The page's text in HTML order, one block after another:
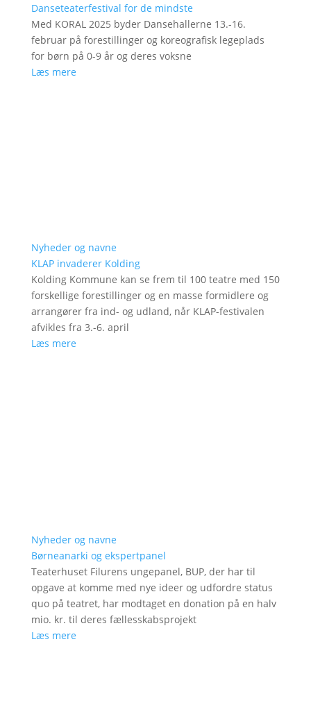
Danseteaterfestival for de mindste
Med KORAL 2025 byder Dansehallerne 13.-16.
februar på forestillinger og koreografisk legeplads
for børn på 0-9 år og deres voksne
Læs mere
Nyheder og navne
KLAP invaderer Kolding
Kolding Kommune kan se frem til 100 teatre med 150
forskellige forestillinger og en masse formidlere og
arrangører fra ind- og udland, når KLAP-festivalen
afvikles fra 3.-6. april
Læs mere
Nyheder og navne
Børneanarki og ekspertpanel
Teaterhuset Filurens ungepanel, BUP, der har til
opgave at komme med nye ideer og udfordre status
quo på teatret, har modtaget en donation på en halv
mio. kr. til deres fællesskabsprojekt
Læs mere